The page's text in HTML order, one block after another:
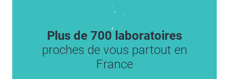
Plus de 700 laboratoires
proches de vous partout en
France